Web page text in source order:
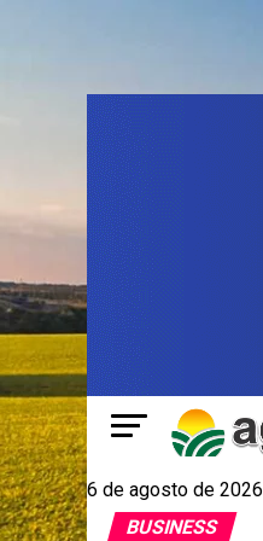
6 de agosto de 2026
BUSINESS